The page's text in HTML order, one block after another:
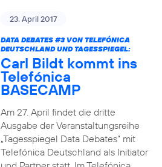
23. April 2017
DATA DEBATES #3VON TELEFÓNICA
DEUTSCHLAND UND TAGESSPIEGEL:
Carl Bildt kommt ins
Telefónica
BASECAMP
Am 27. April findet die dritte
Ausgabe der Veranstaltungsreihe
„Tagesspiegel Data Debates“ mit
Telefónica Deutschland als Initiator